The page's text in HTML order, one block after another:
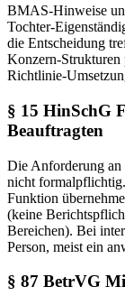
BMAS-Hinweise
Tochter-
die Entscheidung
Konzern-
Richtlinie-
§ 15 HinSchG
Beauftragten
Die Anforderung an
nicht
Funktion
(keine
Bereichen). Bei
Person, meist ein
§ 87 BetrVG